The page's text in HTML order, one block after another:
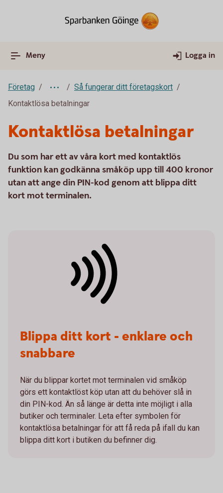
Meny Logga in
Företag
Så fungerar ditt företagskort
Kontaktlösa betalningar
Kontaktlösa betalningar
Du som har ett av våra kort med kontaktlös
funktion kan godkänna småköp upp till 400 kronor
utan att ange din PIN-kod genom att blippa ditt
kort mot terminalen.
Blippa ditt kort - enklare och
snabbare
När du blippar kortet mot terminalen vid småköp
görs ett kontaktlöst köp utan att du behöver slå in
din PIN-kod. Än så länge är detta inte möjligt i alla
butiker och terminaler. Leta efter symbolen för
kontaktlösa betalningar för att få reda på ifall du kan
blippa ditt kort i butiken du befinner dig.